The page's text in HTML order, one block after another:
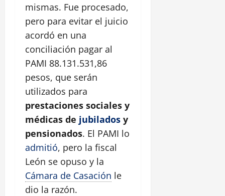
mismas. Fue procesado,
pero para evitar el juicio
acordó en una
conciliación pagar al
PAMI 88.131.531,86
pesos, que serán
utilizados para
prestaciones sociales y
médicas de jubilados y
pensionados. El PAMI lo
admitió, pero la fiscal
León se opuso y la
Cámara de Casación le
dio la razón.